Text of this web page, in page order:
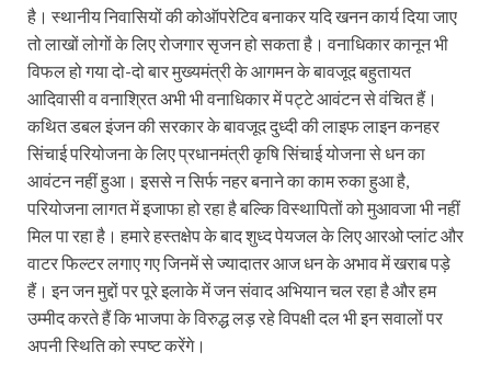
है। स्थानीय निवासियों की कोऑपरेटिव बनाकर यदि खनन कार्य दिया जाए
तो लाखों लोगों के लिए रोजगार सृजन हो सकता है। वनाधिकार कानून भी
विफल हो गया दो-दो बार मुख्यमंत्री के आगमन के बावजूद बहुतायत
आदिवासी व वनाश्रित अभी भी वनाधिकार में पट्टे आवंटन से वंचित हैं।
कथित डबल इंजन की सरकार के बावजूद दुध्दी की लाइफ लाइन कनहर
सिंचाई परियोजना के लिए प्रधानमंत्री कृषि सिंचाई योजना से धन का
आवंटन नहीं हुआ। इससे न सिर्फ नहर बनाने का काम रुका हुआ है,
परियोजना लागत में इजाफा हो रहा है बल्कि विस्थापितों को मुआवजा भी नहीं
मिल पा रहा है। हमारे हस्तक्षेप के बाद शुध्द पेयजल के लिए आरओ प्लांट और
वाटर फिल्टर लगाए गए जिनमें से ज्यादातर आज धन के अभाव में खराब पड़े
हैं। इन जन मुद्दों पर पूरे इलाके में जन संवाद अभियान चल रहा है और हम
उम्मीद करते हैं कि भाजपा के विरुद्ध लड़ रहे विपक्षी दल भी इन सवालों पर
अपनी स्थिति को स्पष्ट करेंगे।